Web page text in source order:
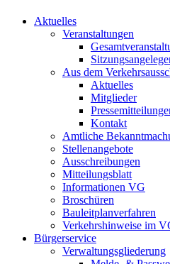
Aktuelles
Veranstaltungen
Aus dem
Aktuelles
Mitglieder
Kontakt
Amtliche
Stellenangebote
Ausschreibungen
Mitteilungsblatt
Informationen VG
Broschüren
Bauleitplanverfahren
Verkehrshinweise im
Bürgerservice
Verwaltungsgliederung